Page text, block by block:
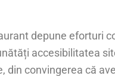
depune eforturi
accesibilitatea
din convingerea că